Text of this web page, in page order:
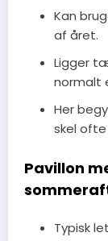
Kan
af året.
Ligger
normalt
Her
skel
Pavillon
Typisk